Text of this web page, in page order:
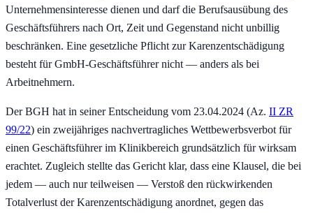
Unternehmensinteresse dienen und darf die Berufsausübung des
Geschäftsführers nach Ort, Zeit und Gegenstand nicht unbillig
beschränken. Eine gesetzliche Pflicht zur Karenzentschädigung
besteht für GmbH-Geschäftsführer nicht — anders als bei
Arbeitnehmern.
Der BGH hat in seiner Entscheidung vom 23.04.2024 (Az. II ZR
99/22) ein zweijähriges nachvertragliches Wettbewerbsverbot für
einen Geschäftsführer im Klinikbereich grundsätzlich für wirksam
erachtet. Zugleich stellte das Gericht klar, dass eine Klausel, die bei
jedem — auch nur teilweisen — Verstoß den rückwirkenden
Totalverlust der Karenzentschädigung anordnet, gegen das